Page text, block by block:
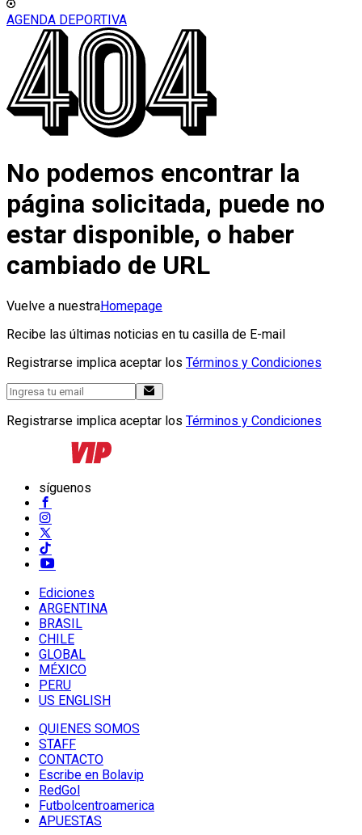
AGENDA DEPORTIVA
No podemos encontrar la
página solicitada, puede no
estar disponible, o haber
cambiado de URL
Vuelve a nuestraHomepage
Recibe las últimas noticias en tu casilla de E-mail
Registrarse implica aceptar los Términos y Condiciones
Registrarse implica aceptar los Términos y Condiciones
síguenos
Ediciones
ARGENTINA
BRASIL
CHILE
GLOBAL
MÉXICO
PERU
US ENGLISH
QUIENES SOMOS
STAFF
CONTACTO
Escribe en Bolavip
RedGol
Futbolcentroamerica
APUESTAS